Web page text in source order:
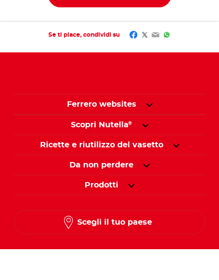
Se ti piace, condividi su Facebook
Twitter
EmailWhatsApp
Ferrero websites
Scopri Nutella®
Ricette e riutilizzo del vasetto
Da non perdere
Prodotti
Scegli il tuo paese